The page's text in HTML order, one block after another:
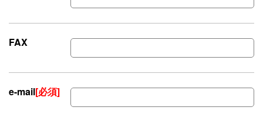
FAX
e-mail[必須]